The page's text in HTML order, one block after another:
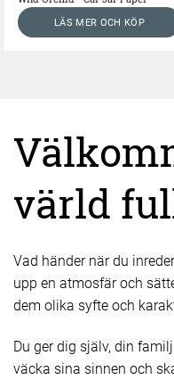
LÄS MER OCH KÖP
värld
Vad händer när du
upp en atmosfär och
dem olika syfte och
Du ger dig själv, din
väcka sina sinnen och